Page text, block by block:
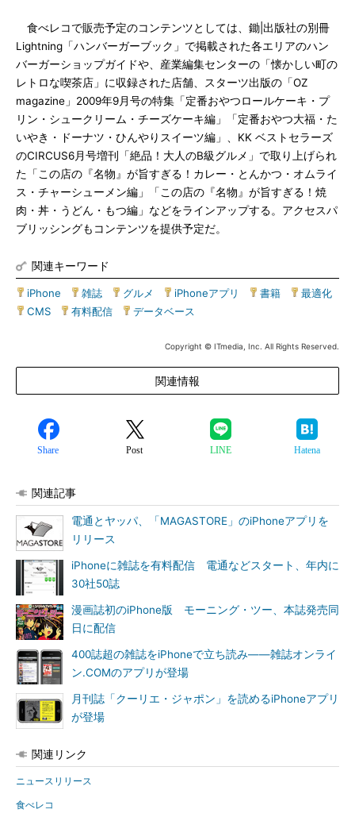
食べレコで販売予定のコンテンツとしては、鋤|出版社の別冊
Lightning「ハンバーガーブック」で掲載された各エリアのハン
バーガーショップガイドや、産業編集センターの「懐かしい町の
レトロな喫茶店」に収録された店舗、スターツ出版の「OZ
magazine」2009年9月号の特集「定番おやつロールケーキ・プ
リン・シュークリーム・チーズケーキ編」「定番おやつ大福・た
いやき・ドーナツ・ひんやりスイーツ編」、KK ベストセラーズ
のCIRCUS6月号増刊「絶品！大人のB級グルメ」で取り上げられ
た「この店の『名物』が旨すぎる！カレー・とんかつ・オムライ
ス・チャーシューメン編」「この店の『名物』が旨すぎる！焼
肉・丼・うどん・もつ編」などをラインアップする。アクセスパ
ブリッシングもコンテンツを提供予定だ。
関連キーワード
iPhone 雑誌 グルメ iPhoneアプリ 書籍 最適化
CMS
有料配信 データベース
Copyright © ITmedia, Inc. All Rights Reserved.
関連情報
Share Post LINE Hatena
関連記事
電通とヤッパ、「MAGASTORE」のiPhoneアプリを
リリース
iPhoneに雑誌を有料配信 電通などスタート、年内に
30社50誌
漫画誌初のiPhone版 モーニング・ツー、本誌発売同
日に配信
400誌超の雑誌をiPhoneで立ち読み――雑誌オンライ
ン.COMのアプリが登場
月刊誌「クーリエ・ジャポン」を読めるiPhoneアプリ
が登場
関連リンク
ニュースリリース
食べレコ